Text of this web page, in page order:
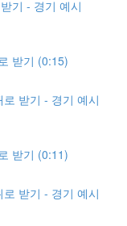
기 - 경기 예시
받기 (0:15)
받기 - 경기 예시
받기 (0:11)
받기 - 경기 예시